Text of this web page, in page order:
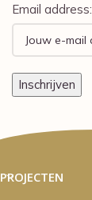
Email address:
PROJECTEN